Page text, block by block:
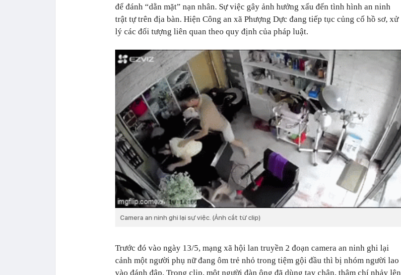
để đánh “dằn mặt” nạn nhân. Sự việc gây ảnh hưởng xấu đến tình hình an ninh
trật tự trên địa bàn. Hiện Công an xã Phượng Dực đang tiếp tục củng cố hồ sơ, xử
lý các đối tượng liên quan theo quy định của pháp luật.
Camera an ninh ghi lại sự việc. (Ảnh cắt từ clip)
Trước đó vào ngày 13/5, mạng xã hội lan truyền 2 đoạn camera an ninh ghi lại
cảnh một người phụ nữ đang ôm trẻ nhỏ trong tiệm gội đầu thì bị nhóm người lao
vào đánh đập. Trong clip, một người đàn ông đã dùng tay chân, thậm chí nhảy lên